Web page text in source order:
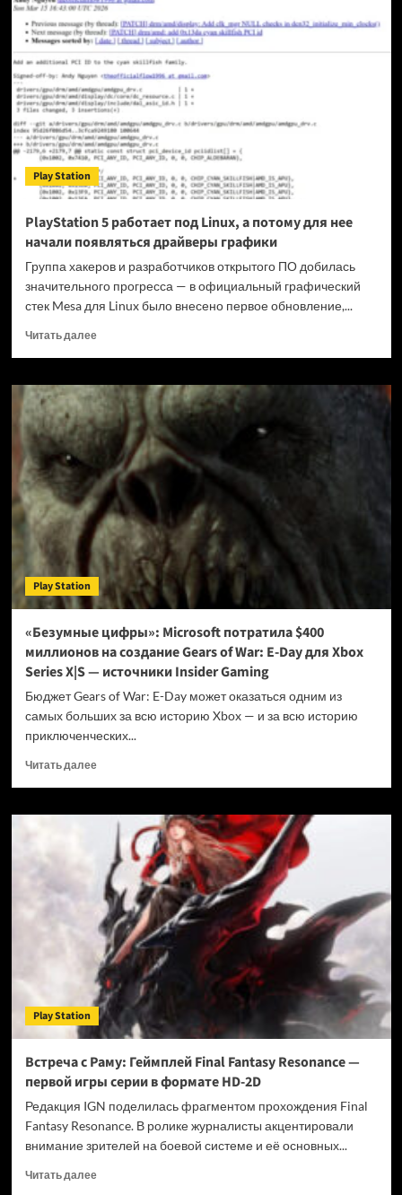
Sony:
вместо
ПК-
лаунчера
готовится
единый
суперсервис
подписки
Play Station
PlayStation 5 работает под Linux, а потому для нее
начали появляться драйверы графики
Группа хакеров и разработчиков открытого ПО добилась
значительного прогресса — в официальный графический
стек Mesa для Linux было внесено первое обновление,...
Читать далееПрочитать
PlayStation
5
работает
под
Linux,
потому
для
нее
начали
появляться
драйверы
графики
Play Station
«Безумные цифры»: Microsoft потратила $400
миллионов на создание Gears of War: E-Day для Xbox
Series X|S — источники Insider Gaming
Бюджет Gears of War: E-Day может оказаться одним из
самых больших за всю историю Xbox — и за всю историю
приключенческих...
Читать далееПрочитать
«Безумные
цифры»:
Microsoft
потратила
$400
миллионов
на
создание
Gears
of
War:
E-
Day
для
Series
X|S
—
источники
Gaming
Play Station
Встреча с Раму: Геймплей Final Fantasy Resonance —
первой игры серии в формате HD-2D
Редакция IGN поделилась фрагментом прохождения Final
Fantasy Resonance. В ролике журналисты акцентировали
внимание зрителей на боевой системе и её основных...
Читать далееПрочитать